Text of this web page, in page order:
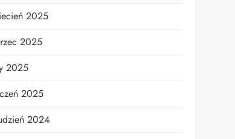
2025
2025
2025
2025
2024